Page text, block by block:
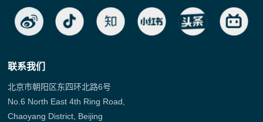
联系我们
北京市朝阳区东四环北路6号
No.6 North East 4th Ring Road,
Chaoyang District, Beijing